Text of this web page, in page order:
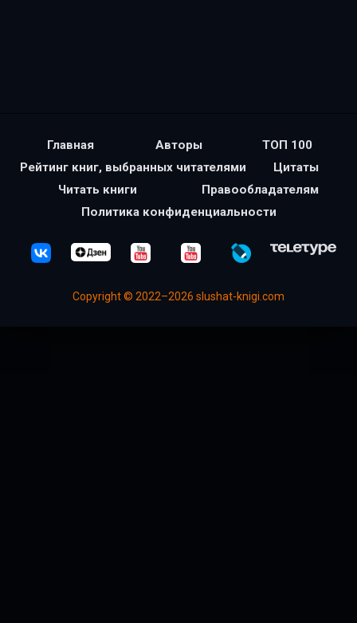
Главная Авторы
ТОП 100
Рейтинг книг, выбранных читателями
Цитаты
Читать книги
Правообладателям
Политика конфиденциальности
Copyright © 2022–2026 slushat-knigi.com